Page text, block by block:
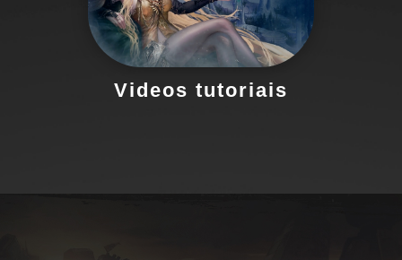
Videos tutoriais
estratégias, dicas e truques para
melhorar no jogo